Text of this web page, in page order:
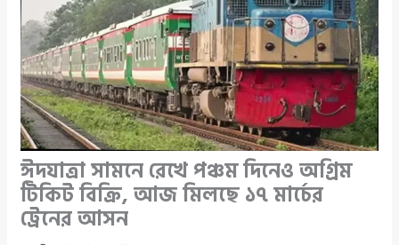
ঈদযাত্রা সামনে রেখে পঞ্চম দিনেও অগ্রিম
টিকিট বিক্রি, আজ মিলছে ১৭ মার্চের
ট্রেনের আসন